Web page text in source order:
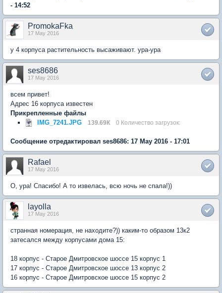
- 14:52
PromokaFka
17 May 2016
у 4 корпуса растительность высаживают. ура-ура
ses8686
17 May 2016
всем привет!
Адрес 16 корпуса известен
Прикрепленные файлы
IMG_7241.JPG
139.69К 0 Количество загрузок:
Сообщение отредактировал ses8686: 17 May 2016 - 17:01
Rafael
17 May 2016
О, ура! Спасибо! А то извелась, всю ночь не спала!))
layolla
17 May 2016
странная номерация, не находите?)) каким-то образом 13к2
затесался между корпусами дома 15:
18 корпус - Старое Дмитровское шоссе 15 корпус 1
17 корпус - Старое Дмитровское шоссе 13 корпус 2
16 корпус - Старое Дмитровское шоссе 15 корпус 2